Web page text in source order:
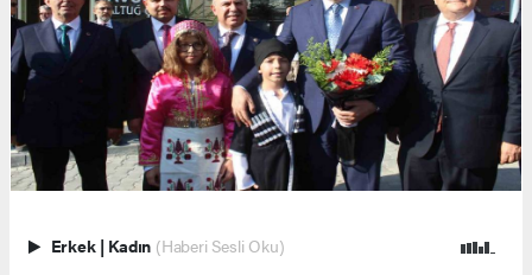
Erkek | Kadın (Haberi Sesli Oku)